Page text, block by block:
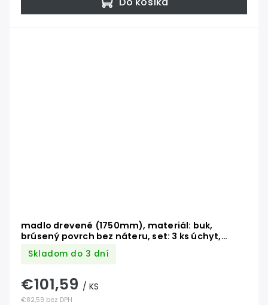
madlo drevené (1750mm), materiál: buk,
brúsený povrch bez náteru, set: 3 ks úchyt,
madlo s nerezovým ukončením
Skladom do 3 dní
€82,59 bez DPH
€101,59 / KS